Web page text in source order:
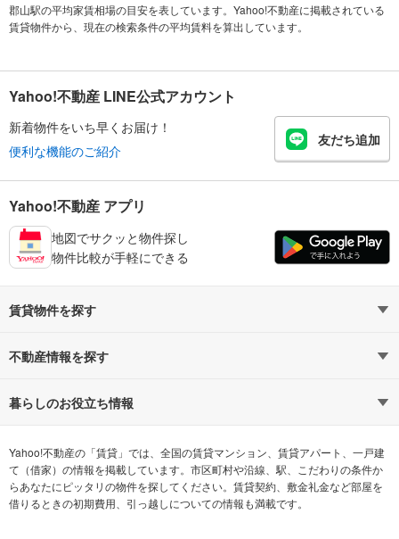
郡山駅の平均家賃相場の目安を表しています。Yahoo!不動産に掲載されている
賃貸物件から、現在の検索条件の平均賃料を算出しています。
Yahoo!不動産 LINE公式アカウント
新着物件をいち早くお届け！
便利な機能のご紹介
友だち追加
Yahoo!不動産 アプリ
地図でサクッと物件探し
物件比較が手軽にできる
賃貸物件を探す
路線・駅から探す
通勤時間から探す
不動産会社から探す 希望の条件から探す
テーマから探す ランキングから探す
不動産情報を探す
不動産・住宅
新築マンション 中古マンション
新築一戸建て 中古一戸建て
暮らしのお役立ち情報
マンションカタログ 教えて！住まいの先生
Yahoo!不動産の「賃貸」では、全国の賃貸マンション、賃貸アパート、一戸建
て（借家）の情報を掲載しています。市区町村や沿線、駅、こだわりの条件か
らあなたにピッタリの物件を探してください。賃貸契約、敷金礼金など部屋を
借りるときの初期費用、引っ越しについての情報も満載です。